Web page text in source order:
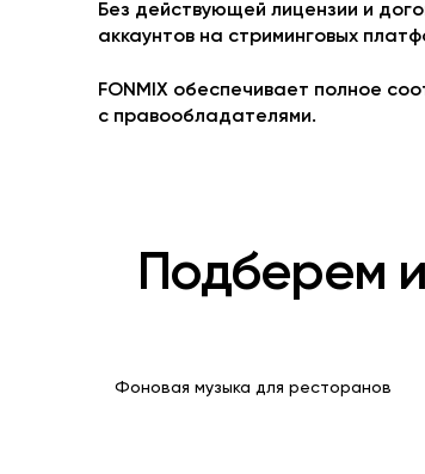
Без действующей лицензии и
аккаунтов на стриминговых
FONMIX обеспечивает полное
с правообладателями.
Подберем
Фоновая музыка для ресторанов